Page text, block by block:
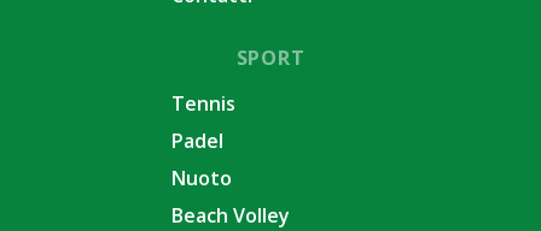
SPORT
Tennis
Padel
Nuoto
Beach Volley